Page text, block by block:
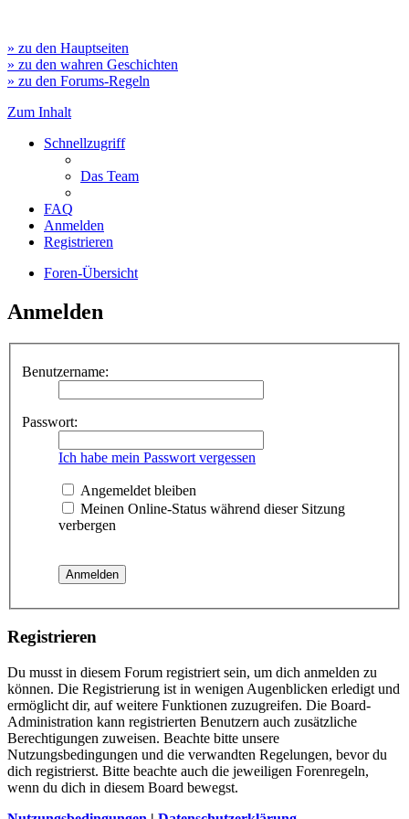
» zu den Hauptseiten
» zu den wahren Geschichten
» zu den Forums-Regeln
Zum Inhalt
Schnellzugriff
Das Team
FAQ
Anmelden
Registrieren
Foren-Übersicht
Anmelden
Benutzername:
Passwort:
Ich habe mein Passwort vergessen
Angemeldet bleiben
Meinen Online-Status während dieser Sitzung
verbergen
Registrieren
Du musst in diesem Forum registriert sein, um dich anmelden zu
können. Die Registrierung ist in wenigen Augenblicken erledigt und
ermöglicht dir, auf weitere Funktionen zuzugreifen. Die Board-
Administration kann registrierten Benutzern auch zusätzliche
Berechtigungen zuweisen. Beachte bitte unsere
Nutzungsbedingungen und die verwandten Regelungen, bevor du
dich registrierst. Bitte beachte auch die jeweiligen Forenregeln,
wenn du dich in diesem Board bewegst.